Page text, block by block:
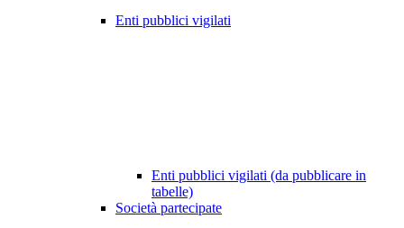
Enti pubblici vigilati
Enti pubblici vigilati (da pubblicare in
tabelle)
Società partecipate